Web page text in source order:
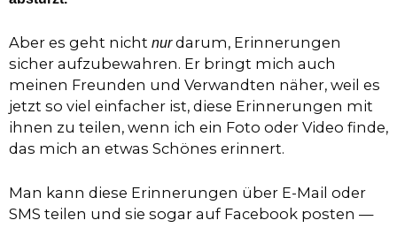
Aber es geht nicht nurdarum, Erinnerungen
sicher aufzubewahren. Er bringt mich auch
meinen Freunden und Verwandten näher, weil es
jetzt so viel einfacher ist, diese Erinnerungen mit
ihnen zu teilen, wenn ich ein Foto oder Video finde,
das mich an etwas Schönes erinnert.
Man kann diese Erinnerungen über E-Mail oder
SMS teilen und sie sogar auf Facebook posten —